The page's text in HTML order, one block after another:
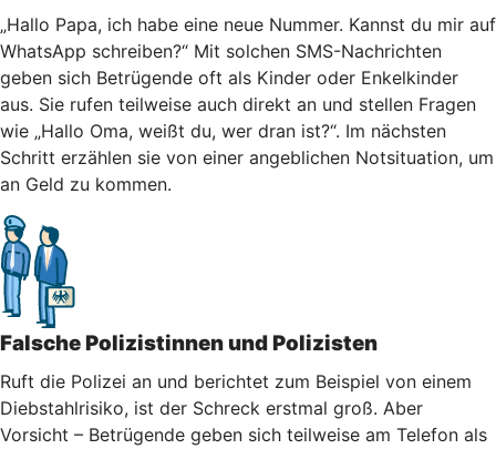
„Hallo Papa, ich habe eine neue Nummer. Kannst du mir auf
WhatsApp schreiben?“ Mit solchen SMS-Nachrichten
geben sich Betrügende oft als Kinder oder Enkelkinder
aus. Sie rufen teilweise auch direkt an und stellen Fragen
wie „Hallo Oma, weißt du, wer dran ist?“. Im nächsten
Schritt erzählen sie von einer angeblichen Notsituation, um
an Geld zu kommen.
Falsche Polizistinnen und Polizisten
Ruft die Polizei an und berichtet zum Beispiel von einem
Diebstahlrisiko, ist der Schreck erstmal groß. Aber
Vorsicht – Betrügende geben sich teilweise am Telefon als